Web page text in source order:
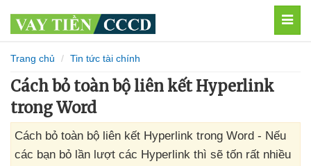
Trang chủ Tin tức tài chính
Cách bỏ toàn bộ liên kết Hyperlink
trong Word
Cách bỏ toàn bộ liên kết Hyperlink trong Word - Nếu
các bạn bỏ lần lượt các Hyperlink thì sẽ tốn rất nhiều